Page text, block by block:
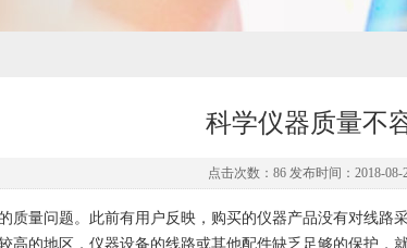
科学仪器质量不
点击次数：86 发布时间：2018-08-
质量问题。此前有用户反映，购买的仪器产品没有对线路
高的地区，仪器设备的线路或其他配件缺乏足够的保护，